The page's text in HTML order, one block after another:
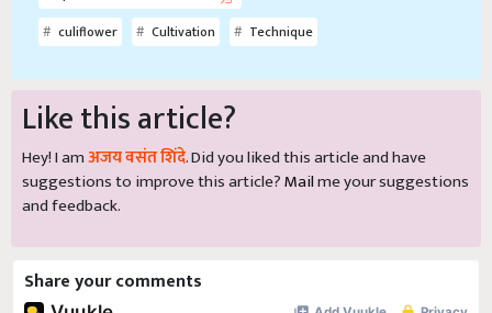
culiflower
Cultivation Technique
Like this article?
Hey! I amअजय वसंत शिंदे. Did you liked this article and have
suggestions to improve this article?Mailme your suggestions
and feedback.
Share your comments